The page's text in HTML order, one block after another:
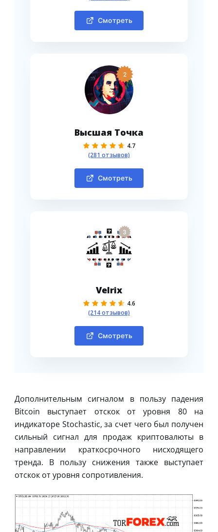
Смотреть
2
Высшая Точка
4.7
(281 отзывов)
Смотреть
3
Velrix
4.6
(214 отзывов)
Смотреть
Дополнительным сигналом в пользу падения
Bitcoin выступает отскок от уровня 80 на
индикаторе Stochastic, за счет чего был получен
сильный сигнал для продаж криптовалюты в
направлении краткосрочного нисходящего
тренда. В пользу снижения также выступает
отскок от уровня сопротивления.